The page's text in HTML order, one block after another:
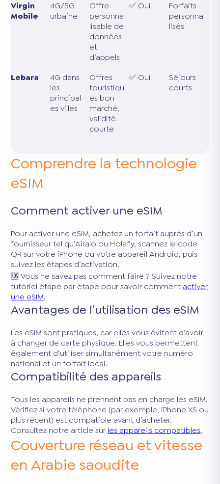
Virgin
Mobile
4G/5G
urbaine
Offre
personna
lisable de
données
et
d’appels
✅ Oui
Forfaits
personna
lisés
Lebara
4G dans
les
principal
es villes
Offres
touristiqu
es bon
marché,
validité
courte
✅ Oui
Séjours
courts
Comprendre la technologie
eSIM
Comment activer une eSIM
Pour activer une eSIM, achetez un forfait auprès d’un
fournisseur tel qu’Airalo ou Holafly, scannez le code
QR sur votre iPhone ou votre appareil Android, puis
suivez les étapes d’activation.
🆘 Vous ne savez pas comment faire ? Suivez notre
tutoriel étape par étape pour savoir comment activer
une eSIM.
Avantages de l’utilisation des eSIM
Les eSIM sont pratiques, car elles vous évitent d’avoir
à changer de carte physique. Elles vous permettent
également d’utiliser simultanément votre numéro
national et un forfait local.
Compatibilité des appareils
Tous les appareils ne prennent pas en charge les eSIM.
Vérifiez si votre téléphone (par exemple, iPhone XS ou
plus récent) est compatible avant d’acheter.
Consultez notre article sur les appareils compatibles.
Couverture réseau et vitesse
en Arabie saoudite